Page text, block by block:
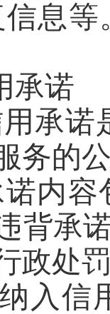
息
承诺
承诺
务的
内
背承
政处
入信